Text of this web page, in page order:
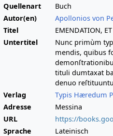
Quellenart
Buch
Autor(en)
Apollonios von
Titel
EMENDATION,
Untertitel
Nunc primùm
mendis, quibus
tituli dumtaxat
denuo
Verlag
Typis Hæredum
Adresse
Messina
URL
https://
Sprache
Lateinisch